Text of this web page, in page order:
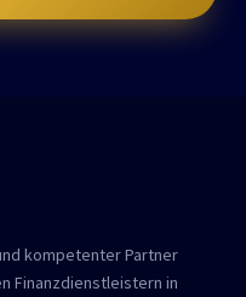
kompetenter Partner
Finanzdienstleistern in